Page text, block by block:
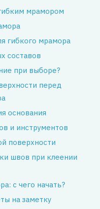
мрамором
гибкого мрамора
составов
при выборе?
перед
основания
и инструментов
поверхности
швов при клеении
с чего начать?
на заметку